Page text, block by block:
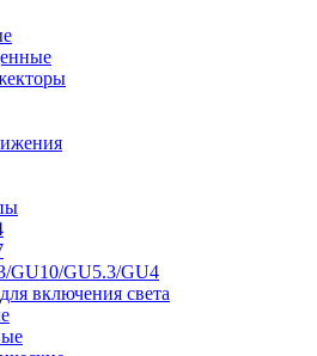
GU10/GU5.3/GU4
включения света